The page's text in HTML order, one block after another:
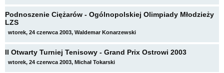
Podnoszenie Ciężarów - Ogólnopolskiej Olimpiady Młodzieży
LZS
wtorek, 24 czerwca 2003, Waldemar Konarzewski
II Otwarty Turniej Tenisowy - Grand Prix Ostrowi 2003
wtorek, 24 czerwca 2003, Michał Tokarski